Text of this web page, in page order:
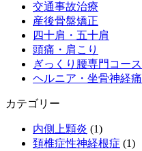
交通事故治療
産後骨盤矯正
四十肩・五十肩
頭痛・肩こり
ぎっくり腰専門コース
ヘルニア・坐骨神経痛
カテゴリー
内側上顆炎 (1)
頚椎症性神経根症 (1)